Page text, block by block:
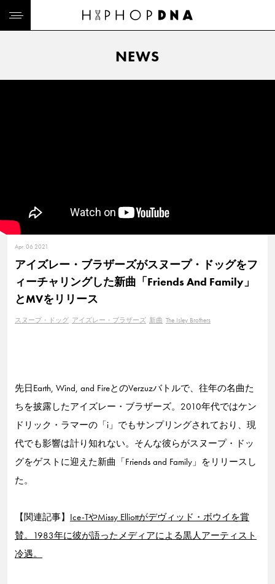
NEWS
Apr. 06 2021
アイズレー・ブラザーズがスヌープ・ドッグをフ
ィーチャリングした新曲「Friends And Family」
とMVをリリース
スヌープ・ドッグ アイズレー・ブラザーズ 新曲 The Isley Brothers
先日Earth, Wind, and FireとのVerzuzバトルで、往年の名曲た
ちを披露したアイズレー・ブラザーズ。2010年代ではケン
ドリック・ラマーの「i」でもサンプリングされており、現
代でも影響は計り知れない。そんな彼らがスヌープ・ドッ
グをゲストに迎えた新曲「Friends and Family」をリリースし
た。
【関連記事】 Ice-TやMissy Elliottがデヴィッド・ボウイを賞
賛。1983年に彼が語ったメディアによる黒人アーティスト
冷遇。